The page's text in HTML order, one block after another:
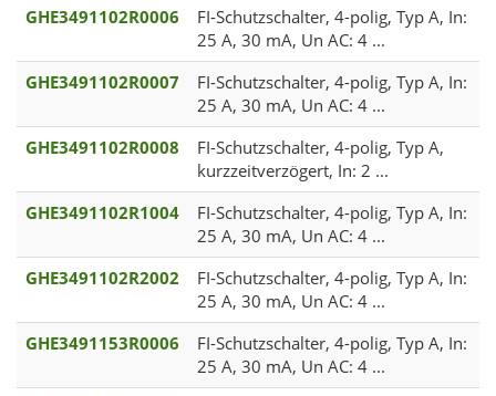
GHE3491102R0006
FI-Schutzschalter, 4-polig, Typ A, In:
25 A, 30 mA, Un AC: 4 ...
GHE3491102R0007
FI-Schutzschalter, 4-polig, Typ A, In:
25 A, 30 mA, Un AC: 4 ...
GHE3491102R0008
FI-Schutzschalter, 4-polig, Typ A,
kurzzeitverzögert, In: 2 ...
GHE3491102R1004
FI-Schutzschalter, 4-polig, Typ A, In:
25 A, 30 mA, Un AC: 4 ...
GHE3491102R2002
FI-Schutzschalter, 4-polig, Typ A, In:
25 A, 30 mA, Un AC: 4 ...
GHE3491153R0006
FI-Schutzschalter, 4-polig, Typ A, In:
25 A, 30 mA, Un AC: 4 ...